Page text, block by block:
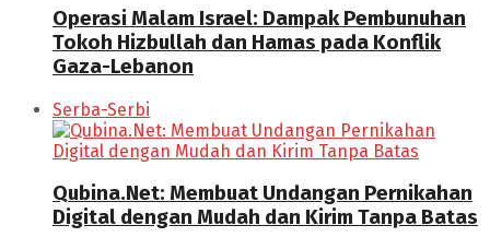
Operasi Malam Israel: Dampak Pembunuhan
Tokoh Hizbullah dan Hamas pada Konflik
Gaza-Lebanon
Serba-Serbi
Qubina.Net: Membuat Undangan Pernikahan
Digital dengan Mudah dan Kirim Tanpa Batas